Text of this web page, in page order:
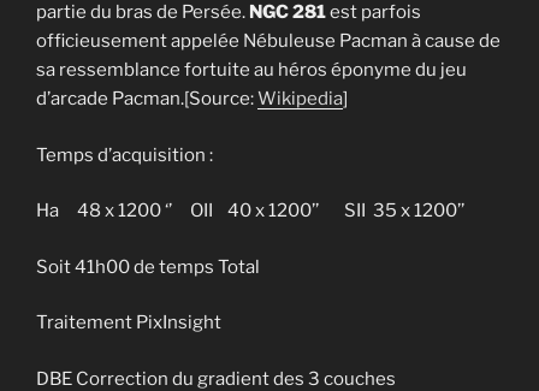
partie du bras de Persée. NGC 281est parfois
officieusement appelée Nébuleuse Pacman à cause de
sa ressemblance fortuite au héros éponyme du jeu
d’arcade Pacman.[Source:Wikipedia]
Temps d’acquisition :
Ha 48 x 1200 ‘’ OII 40 x 1200’’ SII 35 x 1200’’
Soit 41h00 de temps Total
Traitement PixInsight
DBE Correction du gradient des 3 couches